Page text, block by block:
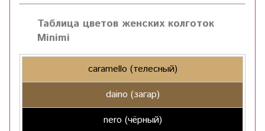
Таблица цветов женских колготок
Minimi
caramello (телесный)
daino (загар)
nero (чёрный)